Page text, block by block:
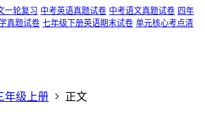
一轮复习 中考英语真题试卷 中考语文真题试卷 四年
真题试卷 七年级下册英语期末试卷 单元核心考点清
年级上册
正文